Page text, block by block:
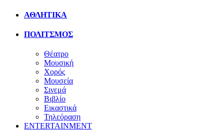
ΑΘΛΗΤΙΚΑ
ΠΟΛΙΤΣΜΟΣ
Θέατρο
Μουσική
Χορός
Μουσεία
Σινεμά
Βιβλίο
Εικαστικά
Τηλεόραση
ENTERTAINMENT